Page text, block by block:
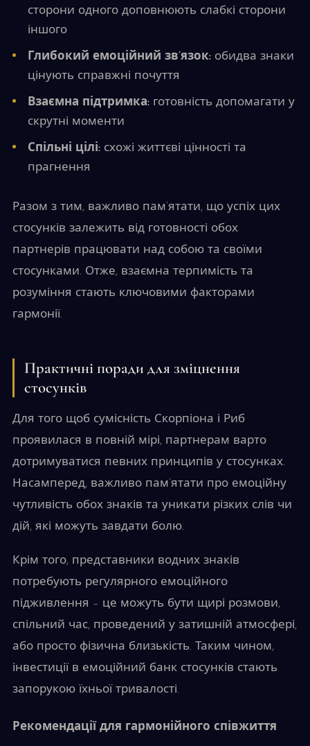
сторони одного доповнюють слабкі сторони
іншого
Глибокий емоційний зв’язок:обидва знаки
цінують справжні почуття
Взаємна підтримка:готовність допомагати у
скрутні моменти
Спільні цілі:схожі життєві цінності та
прагнення
Разом з тим, важливо пам’ятати, що успіх цих
стосунків залежить від готовності обох
партнерів працювати над собою та своїми
стосунками. Отже, взаємна терпимість та
розуміння стають ключовими факторами
гармонії.
Практичні поради для зміцнення
стосунків
Для того щоб сумісність Скорпіона і Риб
проявилася в повній мірі, партнерам варто
дотримуватися певних принципів у стосунках.
Насамперед, важливо пам’ятати про емоційну
чутливість обох знаків та уникати різких слів чи
дій, які можуть завдати болю.
Крім того, представники водних знаків
потребують регулярного емоційного
підживлення – це можуть бути щирі розмови,
спільний час, проведений у затишній атмосфері,
або просто фізична близькість. Таким чином,
інвестиції в емоційний банк стосунків стають
запорукою їхньої тривалості.
Рекомендації для гармонійного співжиття